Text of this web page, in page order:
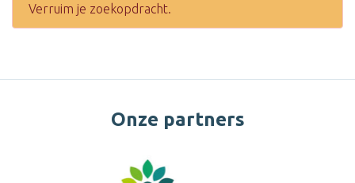
Verruim je zoekopdracht.
Onze partners